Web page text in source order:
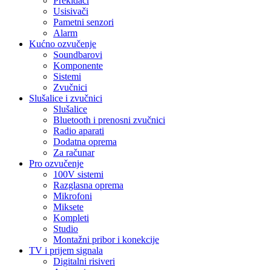
Usisivači
Pametni senzori
Alarm
Kućno ozvučenje
Soundbarovi
Komponente
Sistemi
Zvučnici
Slušalice i zvučnici
Slušalice
Bluetooth i prenosni zvučnici
Radio aparati
Dodatna oprema
Za računar
Pro ozvučenje
100V sistemi
Razglasna oprema
Mikrofoni
Miksete
Kompleti
Studio
Montažni pribor i konekcije
TV i prijem signala
Digitalni risiveri